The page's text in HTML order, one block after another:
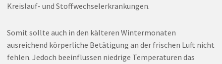
Kreislauf- und Stoffwechselerkrankungen.
Somit sollte auch in den kälteren Wintermonaten
ausreichend körperliche Betätigung an der frischen Luft nicht
fehlen. Jedoch beeinflussen niedrige Temperaturen das